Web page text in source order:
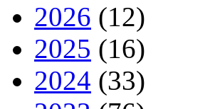
2026 (12)
2025 (16)
2024 (33)